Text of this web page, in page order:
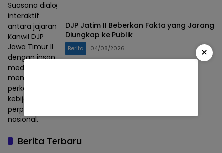
Suasana dialog
interaktif
antara jajaran
Kanwil DJP
Jawa Timur II
dengan insan
media
membahas
perkembangan
kebijakan
perpajakan
nasional.
DJP Jatim II Beberkan Fakta yang Jarang
Diungkap ke Publik
Berita 04/08/2026
Berita Terbaru
×